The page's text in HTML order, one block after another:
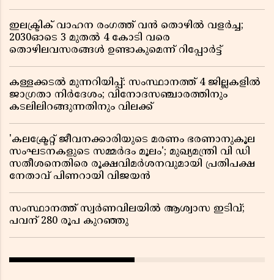
ഇലക്ട്രിക് വാഹന രംഗത്ത് വൻ തൊഴിൽ വളർച്ച;
2030ഓടെ 3 മുതൽ 4 കോടി വരെ
തൊഴിലവസരങ്ങൾ ഉണ്ടാകുമെന്ന് റിപ്പോർട്ട്
കള്ളക്കടൽ മുന്നറിയിപ്പ്: സംസ്ഥാനത്ത് 4 ജില്ലകളിൽ
ജാഗ്രതാ നിർദേശം; വിനോദസഞ്ചാരത്തിനും
കടലിലിറങ്ങുന്നതിനും വിലക്ക്
'കലക്ട്രേറ്റ് ജീവനക്കാരിയുടെ മരണം ഭരണാനുകൂല
സംഘടനകളുടെ സമ്മർദം മൂലം'; മുഖ്യമന്ത്രി വി ഡി
സതീശനെതിരെ രൂക്ഷവിമർശനവുമായി പ്രതിപക്ഷ
നേതാവ് പിണറായി വിജയൻ
സംസ്ഥാനത്ത് സ്വര്‍ണവിലയില്‍ ആശ്വാസ ഇടിവ്;
പവന് 280 രൂപ കുറഞ്ഞു